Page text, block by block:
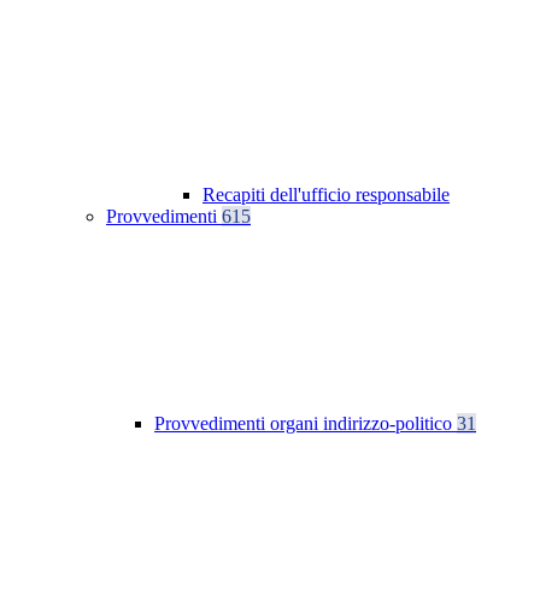
Recapiti dell'ufficio responsabile
Provvedimenti 615
Provvedimenti organi indirizzo-politico 31